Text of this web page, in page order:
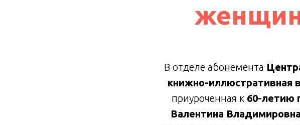
В отделе абонемента
книжно-иллюстративная
приуроченная к 60-летию
Валентина